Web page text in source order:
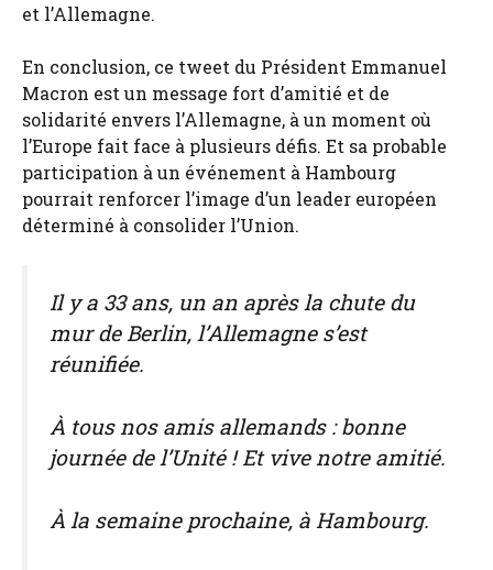
et l’Allemagne.
En conclusion, ce tweet du Président Emmanuel
Macron est un message fort d’amitié et de
solidarité envers l’Allemagne, à un moment où
l’Europe fait face à plusieurs défis. Et sa probable
participation à un événement à Hambourg
pourrait renforcer l’image d’un leader européen
déterminé à consolider l’Union.
Il y a 33 ans, un an après la chute du
mur de Berlin, l’Allemagne s’est
réunifiée.
À tous nos amis allemands : bonne
journée de l’Unité ! Et vive notre amitié.
À la semaine prochaine, à Hambourg.